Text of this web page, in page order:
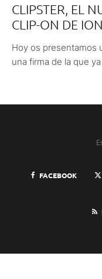
CLIPSTER, EL
CLIP-ON DE ION
Hoy os presentamos
una firma de la que
FACEBOOK